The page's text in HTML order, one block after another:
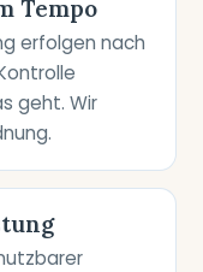
Tempo
erfolgen nach
geht. Wir